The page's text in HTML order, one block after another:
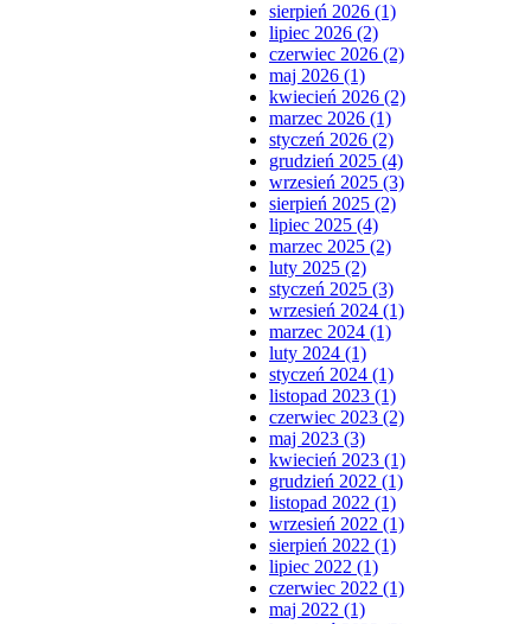
sierpień 2026 (1)
lipiec 2026 (2)
czerwiec 2026 (2)
maj 2026 (1)
kwiecień 2026 (2)
marzec 2026 (1)
styczeń 2026 (2)
grudzień 2025 (4)
wrzesień 2025 (3)
sierpień 2025 (2)
lipiec 2025 (4)
marzec 2025 (2)
luty 2025 (2)
styczeń 2025 (3)
wrzesień 2024 (1)
marzec 2024 (1)
luty 2024 (1)
styczeń 2024 (1)
listopad 2023 (1)
czerwiec 2023 (2)
maj 2023 (3)
kwiecień 2023 (1)
grudzień 2022 (1)
listopad 2022 (1)
wrzesień 2022 (1)
sierpień 2022 (1)
lipiec 2022 (1)
czerwiec 2022 (1)
maj 2022 (1)